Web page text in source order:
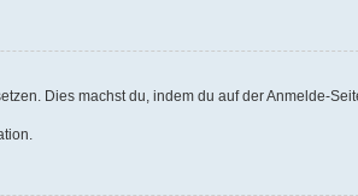
Dies machst du, indem du auf der Anmelde-